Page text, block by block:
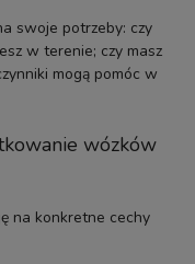
swoje potrzeby: czy
w terenie; czy masz
mogą pomóc w
wózków
na konkretne cechy